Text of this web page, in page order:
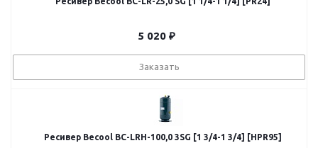
5 020 ₽
Заказать
Ресивер Becool BC-LRH-100,0 3SG [1 3/4-1 3/4] [HPR95]